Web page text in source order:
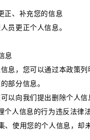
正、补充您的信息
员更正个人信息。
息
息，您可以通过本政策
部分信息。
以向我们提出删除个人信
个人信息的行为违反法律法
、使用您的个人信息，却